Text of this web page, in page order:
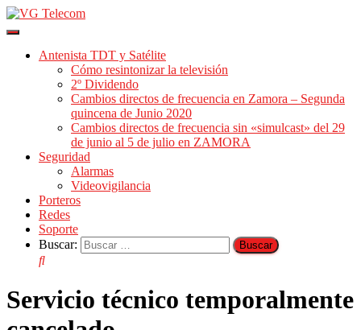
Cambiar
navegación
Antenista TDT y Satélite
Cómo resintonizar la televisión
2º Dividendo
Cambios directos de frecuencia en Zamora – Segunda
quincena de Junio 2020
Cambios directos de frecuencia sin «simulcast» del 29
de junio al 5 de julio en ZAMORA
Seguridad
Alarmas
Videovigilancia
Porteros
Redes
Soporte
Buscar:
Servicio técnico temporalmente